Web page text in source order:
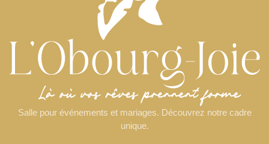
Salle pour événements et mariages. Découvrez notre cadre
unique.